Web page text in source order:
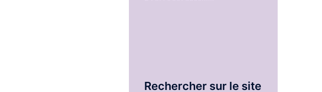
Rechercher sur le site